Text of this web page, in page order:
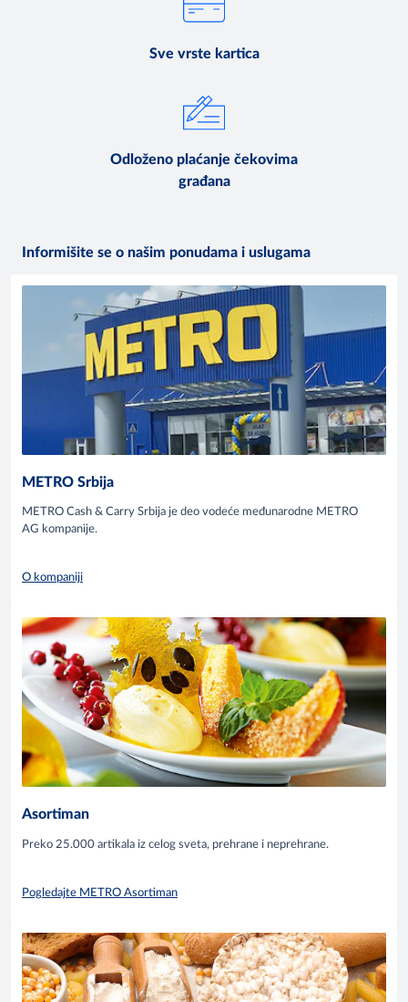
Sve vrste kartica
Odloženo plaćanje čekovima
građana
Informišite se o našim ponudama i uslugama
METRO Srbija
METRO Cash & Carry Srbija je deo vodeće međunarodne METRO
AG kompanije.
O kompaniji
Asortiman
Preko 25.000 artikala iz celog sveta, prehrane i neprehrane.
Pogledajte METRO Asortiman